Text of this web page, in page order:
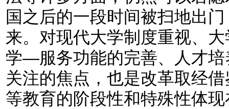
国之后的一段时间被扫地出
来。对现代大学制度重视、
学—服务功能的完善、人才
关注的焦点，也是改革取经
等教育的阶段性和特殊性体